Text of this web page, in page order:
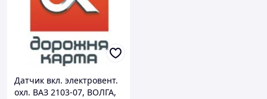
Датчик вкл. электровент.
охл. ВАЗ 2103-07, ВОЛГА,